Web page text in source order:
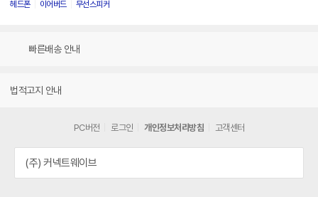
헤드폰 이어버드 무선스피커
빠른배송 안내
법적고지 안내
PC버전 로그인 개인정보처리방침 고객센터
(주) 커넥트웨이브